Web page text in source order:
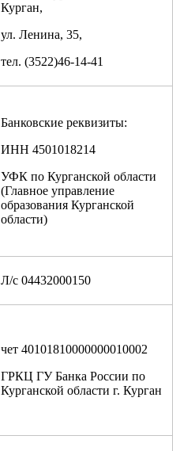
Курган,
ул. Ленина, 35,
тел. (3522)46-14-41
Банковские реквизиты:
ИНН 4501018214
УФК по Курганской области
(Главное управление
образования Курганской
области)
Л/с 04432000150
чет 40101810000000010002
ГРКЦ ГУ Банка России по
Курганской области г. Курган